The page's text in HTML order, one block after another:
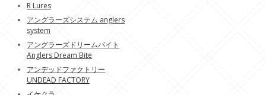
R Lures
アングラーズシステム anglers
system
アングラーズドリームバイト
Anglers Dream Bite
アンデッドファクトリー
UNDEAD FACTORY